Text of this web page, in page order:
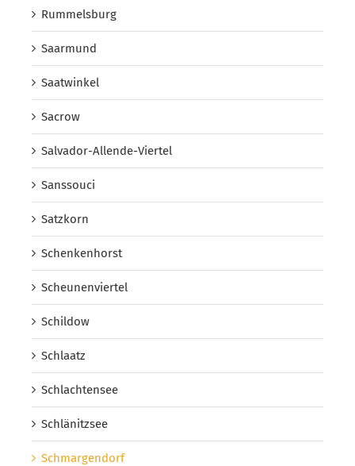
Rummelsburg
Saarmund
Saatwinkel
Sacrow
Salvador-Allende-Viertel
Sanssouci
Satzkorn
Schenkenhorst
Scheunenviertel
Schildow
Schlaatz
Schlachtensee
Schlänitzsee
Schmargendorf